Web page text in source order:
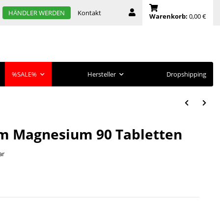
HÄNDLER WERDEN Kontakt Warenkorb: 0,00 €
%SALE% Hersteller Dropshipping
Magnesium 90 Tabletten